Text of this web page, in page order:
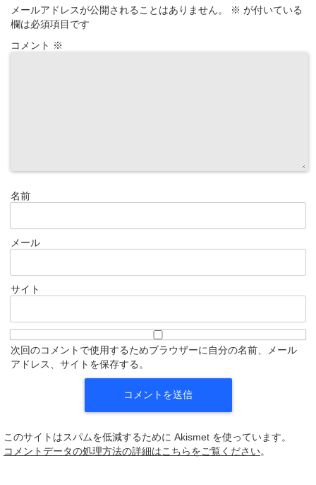
メールアドレスが公開されることはありません。 ※ が付いている
欄は必須項目です
コメント ※
名前
メール
サイト
次回のコメントで使用するためブラウザーに自分の名前、メール
アドレス、サイトを保存する。
このサイトはスパムを低減するために Akismet を使っています。
コメントデータの処理方法の詳細はこちらをご覧ください。